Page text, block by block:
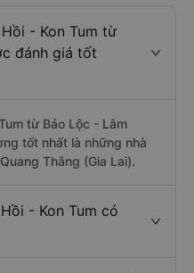
- Kon Tum từ
đánh giá tốt
từ Bảo Lộc - Lâm
tốt nhất là những nhà
Thắng (Gia Lai).
- Kon Tum có